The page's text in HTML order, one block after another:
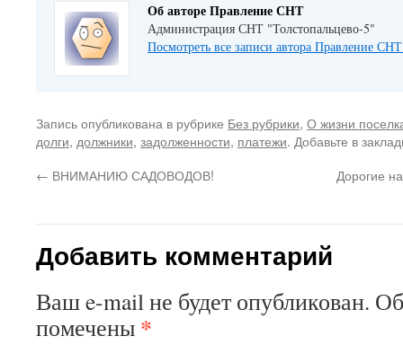
Об авторе Правление СНТ
Администрация СНТ "Толстопальцево-5"
Посмотреть все записи автора Правление
Запись опубликована в рубрике Без рубрики, О жизни
долги, должники, задолженности, платежи. Добавьте в
← ВНИМАНИЮ САДОВОДОВ! Дорогие
Добавить комментарий
Ваш e-mail не будет опубликован.
помечены *